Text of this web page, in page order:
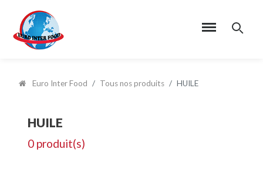
Euro Inter Food Tous nos produits HUILE
HUILE
0 produit(s)